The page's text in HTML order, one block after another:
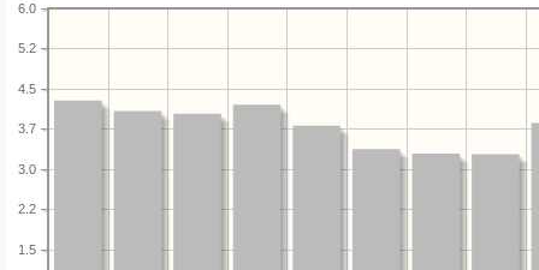
1.5
2.2
3.0
3.7
4.5
5.2
6.0